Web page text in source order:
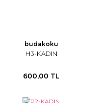
budakoku
H3-KADIN
600,00 TL